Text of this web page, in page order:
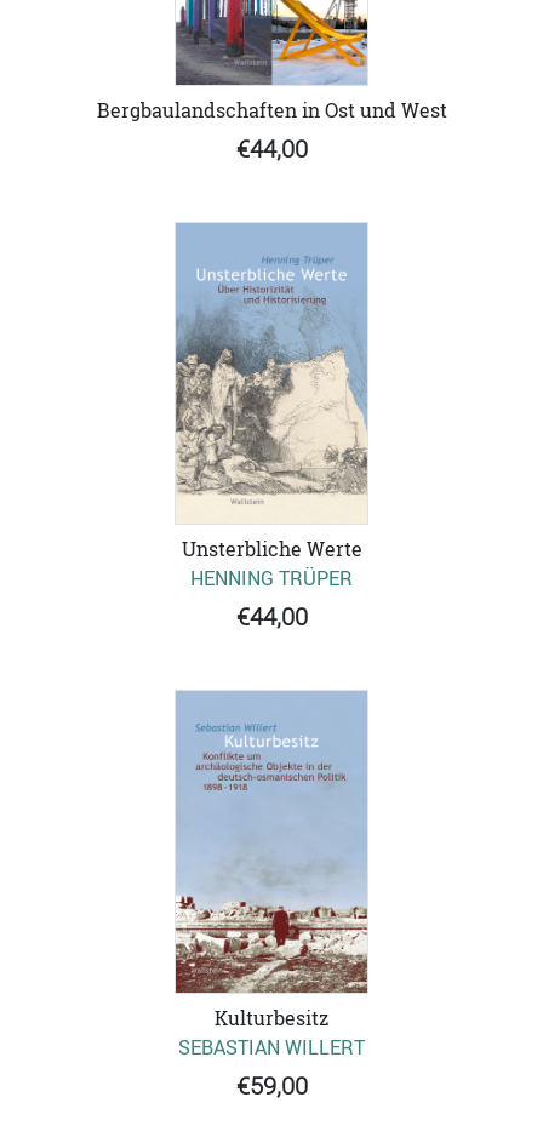
Bergbaulandschaften in Ost und West
€44,00
Unsterbliche Werte
HENNING TRÜPER
€44,00
Kulturbesitz
SEBASTIAN WILLERT
€59,00